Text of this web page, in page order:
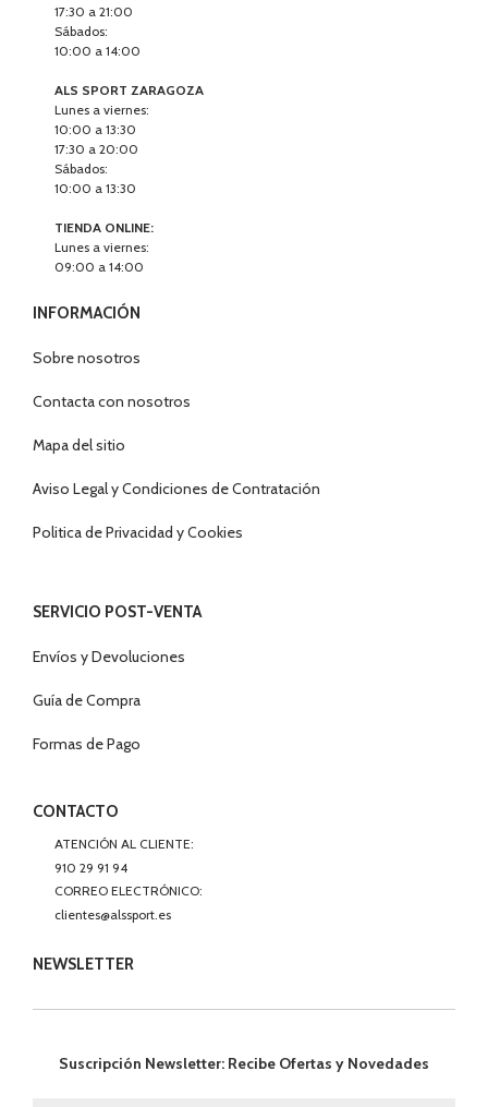
17:30 a 21:00
Sábados:
10:00 a 14:00
ALS SPORT ZARAGOZA
Lunes a viernes:
10:00 a 13:30
17:30 a 20:00
Sábados:
10:00 a 13:30
TIENDA ONLINE:
Lunes a viernes:
09:00 a 14:00
INFORMACIÓN
Sobre nosotros
Contacta con nosotros
Mapa del sitio
Aviso Legal y Condiciones de Contratación
Politica de Privacidad y Cookies
SERVICIO POST-VENTA
Envíos y Devoluciones
Guía de Compra
Formas de Pago
CONTACTO
ATENCIÓN AL CLIENTE:
910 29 91 94
CORREO ELECTRÓNICO:
clientes@alssport.es
NEWSLETTER
Suscripción Newsletter: Recibe Ofertas y Novedades